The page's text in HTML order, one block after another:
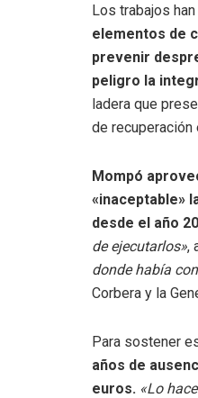
Los trabajos
elementos de
prevenir
peligro la
ladera que
de
Mompó
«inaceptable»
desde el año
de ejecutarlos»,
donde había
Corbera y la
Para sostener
años de
euros. «Lo